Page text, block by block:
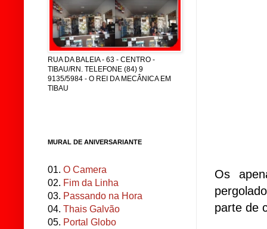
Os
parte de
RUA DA BALEIA - 63 - CENTRO -
TIBAU/RN. TELEFONE (84) 9
9135/5984 - O REI DA MECÂNICA EM
TIBAU
MURAL DE ANIVERSARIANTE
01. O Camera
02. Fim da Linha
03. Passando na Hora
04. Thais Galvão
05. Portal Globo